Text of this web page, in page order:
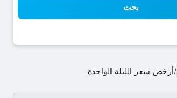
بحث
/أرخص سعر الليلة الواحدة